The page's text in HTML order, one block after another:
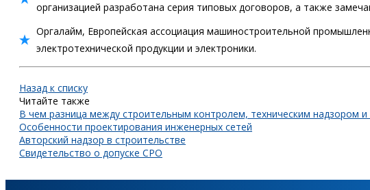
организацией разработана серия типовых договоров, а также
Оргалайм, Европейская ассоциация машиностроительной
электротехнической продукции и электроники.
Назад к списку
Читайте также
В чем разница между строительным контролем, техническим надзором и
Особенности проектирования инженерных сетей
Авторский надзор в строительстве
Свидетельство о допуске СРО